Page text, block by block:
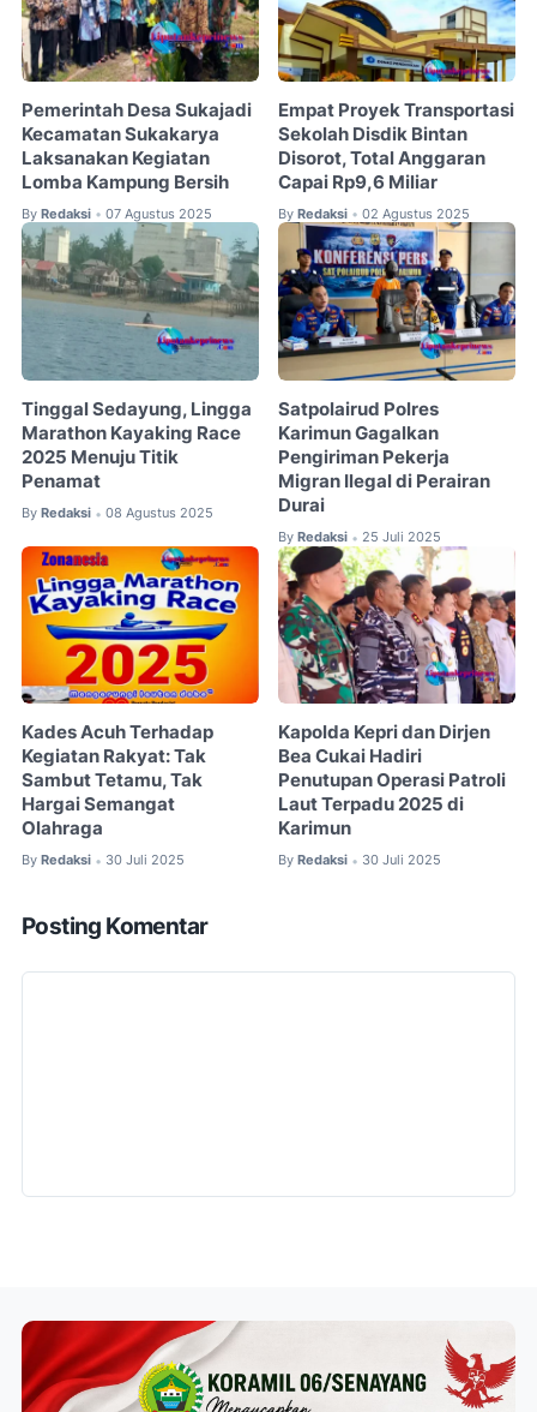
Pemerintah Desa Sukajadi
Kecamatan Sukakarya
Laksanakan Kegiatan
Lomba Kampung Bersih
By Redaksi • 07 Agustus 2025
Empat Proyek Transportasi
Sekolah Disdik Bintan
Disorot, Total Anggaran
Capai Rp9,6 Miliar
By Redaksi • 02 Agustus 2025
Tinggal Sedayung, Lingga
Marathon Kayaking Race
2025 Menuju Titik
Penamat
By Redaksi • 08 Agustus 2025
Satpolairud Polres
Karimun Gagalkan
Pengiriman Pekerja
Migran Ilegal di Perairan
Durai
By Redaksi • 25 Juli 2025
Kades Acuh Terhadap
Kegiatan Rakyat: Tak
Sambut Tetamu, Tak
Hargai Semangat
Olahraga
By Redaksi • 30 Juli 2025
Kapolda Kepri dan Dirjen
Bea Cukai Hadiri
Penutupan Operasi Patroli
Laut Terpadu 2025 di
Karimun
By Redaksi • 30 Juli 2025
Posting Komentar